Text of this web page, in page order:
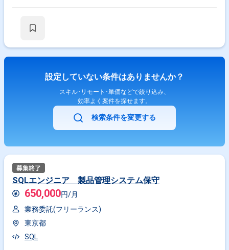
設定していない条件はありませんか？
スキル･リモート･単価などで絞り込み、
効率よく案件を探せます。
検索条件を変更する
SQLエンジニア 製品管理システム保守
650,000円/月
業務委託(フリーランス)
東京都
SQL